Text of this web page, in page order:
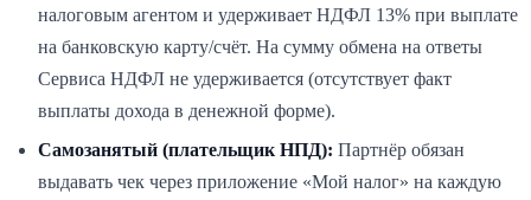
налоговым агентом и удерживает НДФЛ 13% при выплате
на банковскую карту/счёт. На сумму обмена на ответы
Сервиса НДФЛ не удерживается (отсутствует факт
выплаты дохода в денежной форме).
Самозанятый (плательщик НПД): Партнёр обязан
выдавать чек через приложение «Мой налог» на каждую